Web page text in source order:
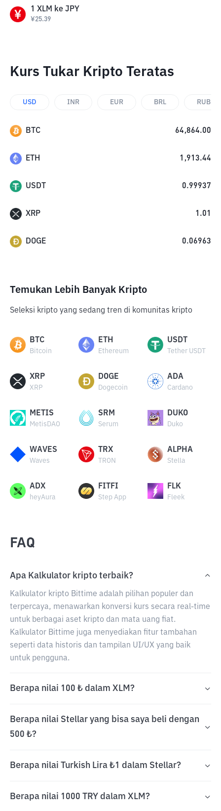
1 XLM ke JPY
¥25.39
Kurs Tukar Kripto Teratas
USD INR EUR BRL RUB
BTC 64,864.00
ETH 1,913.44
USDT 0.99937
XRP 1.01
DOGE 0.06963
Temukan Lebih Banyak Kripto
Seleksi kripto yang sedang tren di komunitas kripto
BTC
Bitcoin
ETH
Ethereum
USDT
Tether USDT
XRP
XRP
DOGE
Dogecoin
ADA
Cardano
METIS
MetisDAO
SRM
Serum
DUKO
Duko
WAVES
Waves
TRX
TRON
ALPHA
Stella
ADX
heyAura
FITFI
Step App
FLK
Fleek
FAQ
Apa Kalkulator kripto terbaik?
Kalkulator kripto Bittime adalah pilihan populer dan
terpercaya, menawarkan konversi kurs secara real-time
untuk berbagai aset kripto dan mata uang fiat.
Kalkulator Bittime juga menyediakan fitur tambahan
seperti data historis dan tampilan UI/UX yang baik
untuk pengguna.
Berapa nilai 100 ₺ dalam XLM?
Berapa nilai Stellar yang bisa saya beli dengan
500 ₺?
Berapa nilai Turkish Lira ₺1 dalam Stellar?
Berapa nilai 1000 TRY dalam XLM?